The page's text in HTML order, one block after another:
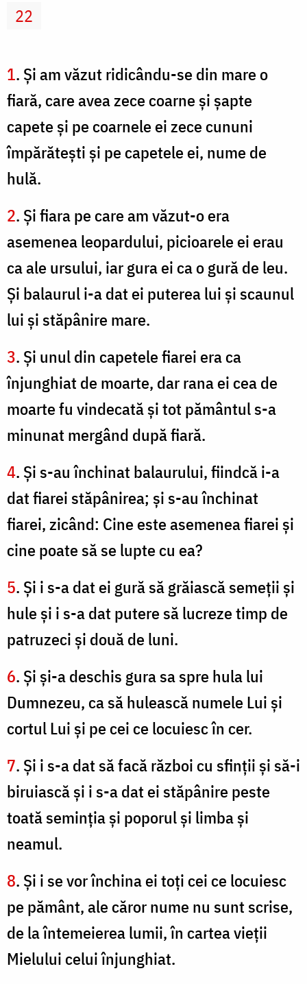
22
1. Şi am văzut ridicându-se din mare o
fiară, care avea zece coarne şi şapte
capete şi pe coarnele ei zece cununi
împărăteşti şi pe capetele ei, nume de
hulă.
2. Şi fiara pe care am văzut-o era
asemenea leopardului, picioarele ei erau
ca ale ursului, iar gura ei ca o gură de leu.
Şi balaurul i-a dat ei puterea lui şi scaunul
lui şi stăpânire mare.
3. Şi unul din capetele fiarei era ca
înjunghiat de moarte, dar rana ei cea de
moarte fu vindecată şi tot pământul s-a
minunat mergând după fiară.
4. Şi s-au închinat balaurului, fiindcă i-a
dat fiarei stăpânirea; şi s-au închinat
fiarei, zicând: Cine este asemenea fiarei şi
cine poate să se lupte cu ea?
5. Şi i s-a dat ei gură să grăiască semeţii şi
hule şi i s-a dat putere să lucreze timp de
patruzeci şi două de luni.
6. Şi şi-a deschis gura sa spre hula lui
Dumnezeu, ca să hulească numele Lui şi
cortul Lui şi pe cei ce locuiesc în cer.
7. Şi i s-a dat să facă război cu sfinţii şi să-i
biruiască şi i s-a dat ei stăpânire peste
toată seminţia şi poporul şi limba şi
neamul.
8. Şi i se vor închina ei toţi cei ce locuiesc
pe pământ, ale căror nume nu sunt scrise,
de la întemeierea lumii, în cartea vieţii
Mielului celui înjunghiat.